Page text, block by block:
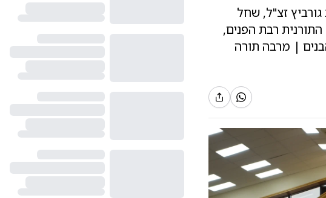
זצ"ל, שחל
רבת הפנים,
| מרבה תורה